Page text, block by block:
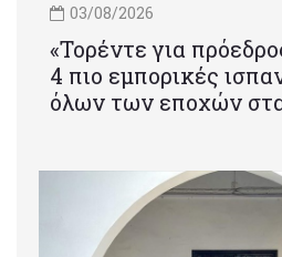
03/08/2026
«Τορέντε για
4 πιο εμπορικές
όλων των εποχών